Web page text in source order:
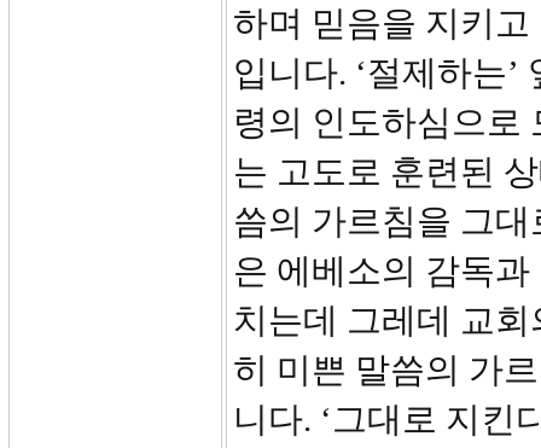
하며 믿음을 지키
입니다. ‘절제하는
령의 인도하심으로
는 고도로 훈련된
씀의 가르침을 그
은 에베소의 감독
치는데 그레데 교
히 미쁜 말씀의 가
니다. ‘그대로 지킨